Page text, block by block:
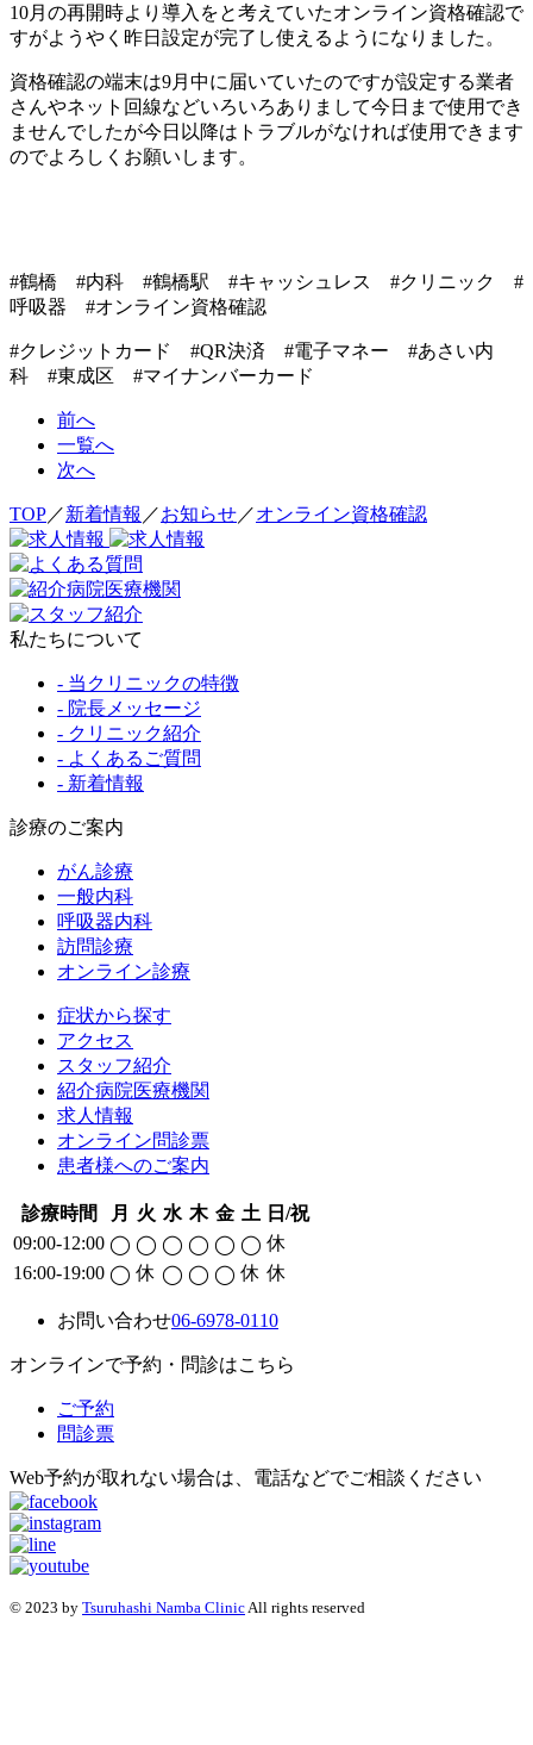
10月の再開時より導入をと考えていたオンライン資格確認で
すがようやく昨日設定が完了し使えるようになりました。
資格確認の端末は9月中に届いていたのですが設定する業者
さんやネット回線などいろいろありまして今日まで使用でき
ませんでしたが今日以降はトラブルがなければ使用できます
のでよろしくお願いします。
#鶴橋 #内科 #鶴橋駅 #キャッシュレス #クリニック #
呼吸器 #オンライン資格確認
#クレジットカード #QR決済 #電子マネー #あさい内
科 #東成区 #マイナンバーカード
前へ
一覧へ
次へ
TOP／新着情報 ／お知らせ／オンライン資格確認
私たちについて
- 当クリニックの特徴
- 院長メッセージ
- クリニック紹介
- よくあるご質問
- 新着情報
診療のご案内
がん診療
一般内科
呼吸器内科
訪問診療
オンライン診療
症状から探す
アクセス
スタッフ紹介
紹介病院医療機関
求人情報
オンライン問診票
患者様へのご案内
診療時間 月 火 水 木 金 土 日/祝
09:00-12:00 ◯ ◯ ◯ ◯ ◯ ◯ 休
16:00-19:00 ◯ 休 ◯ ◯ ◯ 休 休
お問い合わせ06-6978-0110
オンラインで予約・問診はこちら
ご予約
問診票
Web予約が取れない場合は、電話などでご相談ください
© 2023 by Tsuruhashi Namba Clinic All rights reserved